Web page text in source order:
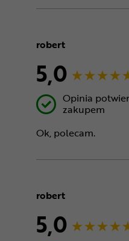
robert
5,0
Opinia
zakupem
Ok, polecam.
robert
5,0